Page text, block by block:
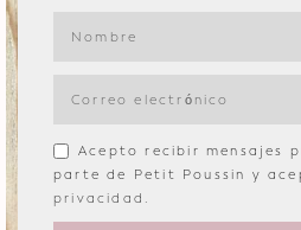
Acepto recibir mensajes
parte de Petit Poussin y
privacidad .